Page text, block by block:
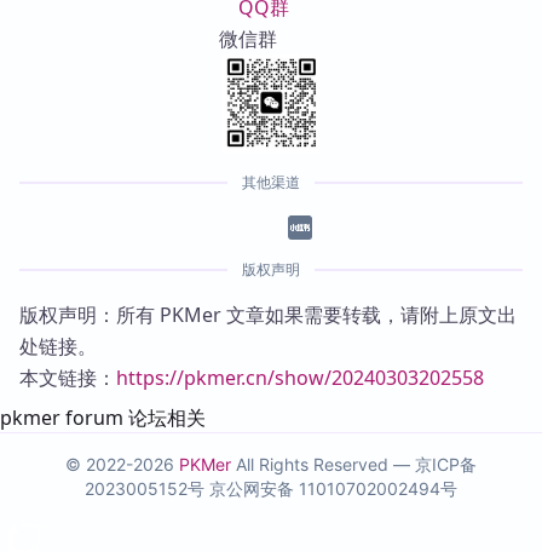
QQ群
微信群
其他渠道
版权声明
版权声明：所有 PKMer 文章如果需要转载，请附上原文出
处链接。
本文链接： https://pkmer.cn/show/20240303202558
pkmer forum 论坛相关
© 2022-2026 PKMer All Rights Reserved — 京ICP备
2023005152号 京公网安备 11010702002494号